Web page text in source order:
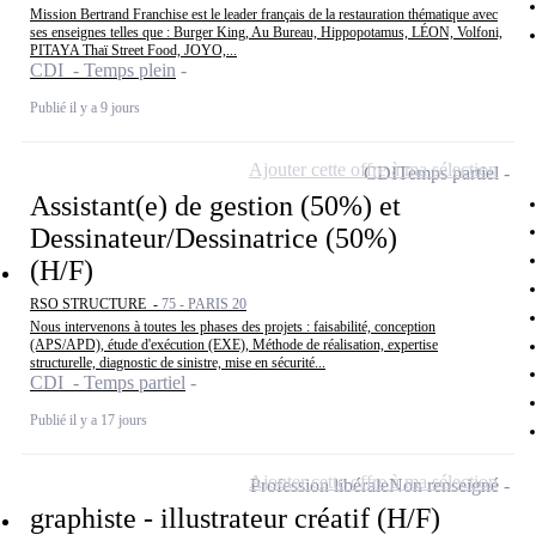
Mission Bertrand Franchise est le leader français de la restauration thématique avec
ses enseignes telles que : Burger King, Au Bureau, Hippopotamus, LÉON, Volfoni,
PITAYA Thaï Street Food, JOYO,...
CDI - Temps plein
Publié il y a 9 jours
Assistant(e) de gestion (50%) et
Dessinateur/Dessinatrice (50%)
(H/F)
RSO STRUCTURE - 75 - PARIS 20
Nous intervenons à toutes les phases des projets : faisabilité, conception
(APS/APD), étude d'exécution (EXE), Méthode de réalisation, expertise
structurelle, diagnostic de sinistre, mise en sécurité...
CDI - Temps partiel
Publié il y a 17 jours
CDITemps partiel
Ajouter cette offre à ma sélection
graphiste - illustrateur créatif (H/F)
Profession libéraleNon renseigné
Ajouter cette offre à ma sélection